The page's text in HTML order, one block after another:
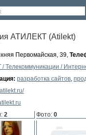
АТИЛЕКТ (Atilekt)
Первомайская, 39,
/ Телекоммуникации /
разработка сайтов,
: 2 Фото: 0